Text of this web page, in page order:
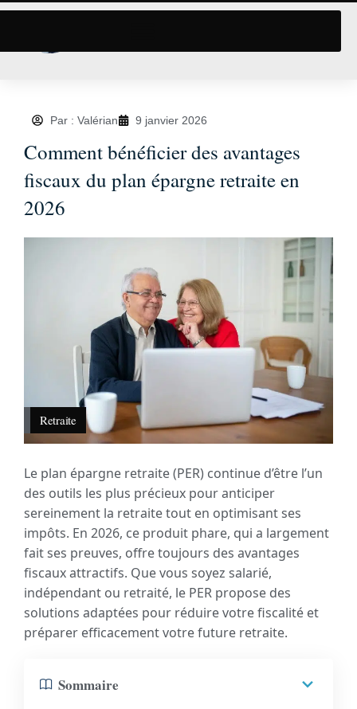
Par : Valérian 9 janvier 2026
Comment bénéficier des avantages
fiscaux du plan épargne retraite en
2026
Retraite
Le plan épargne retraite (PER) continue d’être l’un
des outils les plus précieux pour anticiper
sereinement la retraite tout en optimisant ses
impôts. En 2026, ce produit phare, qui a largement
fait ses preuves, offre toujours des avantages
fiscaux attractifs. Que vous soyez salarié,
indépendant ou retraité, le PER propose des
solutions adaptées pour réduire votre fiscalité et
préparer efficacement votre future retraite.
Sommaire